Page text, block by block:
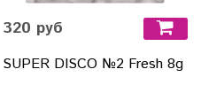
320 руб
SUPER DISCO №2 Fresh 8g